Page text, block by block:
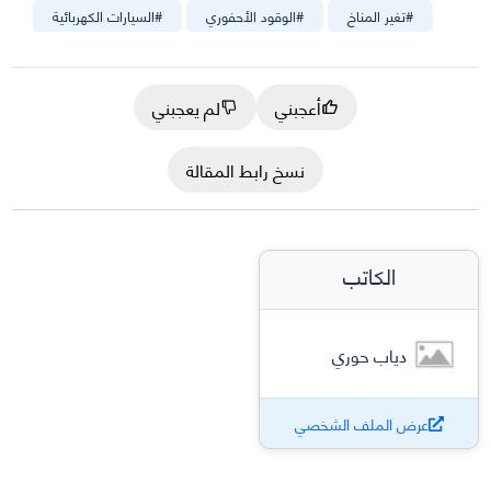
#السيارات الكهربائية #الوقود الأحفوري #تغير المناخ
أعجبني
لم يعجبني
نسخ رابط المقالة
الكاتب
دياب حوري
عرض الملف الشخصي